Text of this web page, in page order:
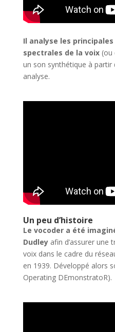
Il analyse les
spectrales de la voix(ou
un son synthétique à
analyse.
Un peu d’histoire
Le vocoder a été
Dudleyafin d’assurer une
voix dans le cadre du
en 1939. Développé alors
Operating DEmonstratoR).